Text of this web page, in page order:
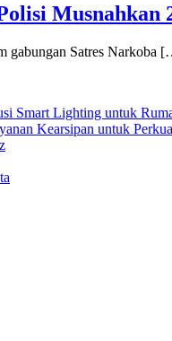
gabungan Satres Narkoba
Smart Lighting untuk
Kearsipan untuk